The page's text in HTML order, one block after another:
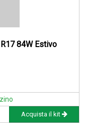
84W Estivo
Acquista il kit